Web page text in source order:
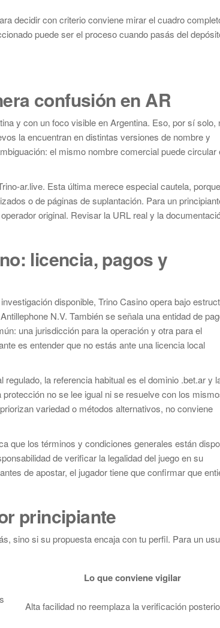
decidir con criterio conviene mirar el cuadro
puede ser el proceso cuando pasás del
confusión en AR
y con un foco visible en Argentina. Eso, por sí solo,
la encuentran en distintas versiones de nombre y
el mismo nombre comercial puede circular
ar.live. Esta última merece especial cautela,
o de páginas de suplantación. Para un
original. Revisar la URL real y la
licencia, pagos y
disponible, Trino Casino opera bajo
N.V. También se señala una entidad de
una jurisdicción para la operación y otra para el
es entender que no estás ante una licencia local
la referencia habitual es el dominio .bet.ar y
no se lee igual ni se resuelve con los
variedad o métodos alternativos, no conviene
que los términos y condiciones generales están
de verificar la legalidad del juego en su
de apostar, el jugador tiene que confirmar que
principiante
sino si su propuesta encaja con tu perfil. Para un
Lo que conviene vigilar
Alta facilidad no reemplaza la verificación